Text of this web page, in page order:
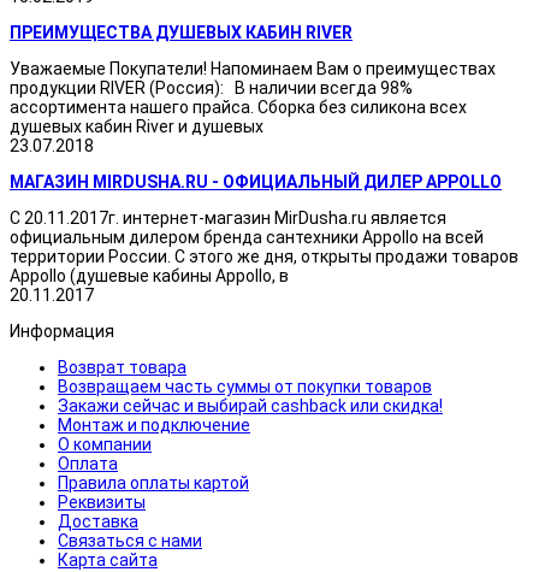
ПРЕИМУЩЕСТВА ДУШЕВЫХ КАБИН RIVER
Уважаемые Покупатели! Напоминаем Вам о преимуществах
продукции RIVER (Россия): В наличии всегда 98%
ассортимента нашего прайса. Сборка без силикона всех
душевых кабин River и душевых
23.07.2018
МАГАЗИН MIRDUSHA.RU - ОФИЦИАЛЬНЫЙ ДИЛЕР APPOLLO
С 20.11.2017г. интернет-магазин MirDusha.ru является
официальным дилером бренда сантехники Appollo на всей
территории России. С этого же дня, открыты продажи товаров
Appollo (душевые кабины Appollo, в
20.11.2017
Информация
Возврат товара
Возвращаем часть суммы от покупки товаров
Закажи сейчас и выбирай cashback или скидка!
Монтаж и подключение
О компании
Оплата
Правила оплаты картой
Реквизиты
Доставка
Связаться с нами
Карта сайта